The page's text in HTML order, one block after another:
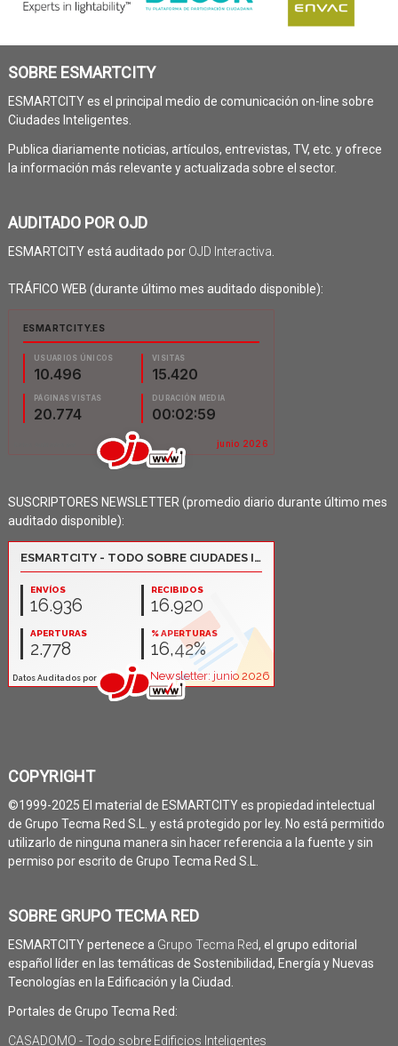
SOBRE ESMARTCITY
ESMARTCITY es el principal medio de comunicación on-line sobre
Ciudades Inteligentes.
Publica diariamente noticias, artículos, entrevistas, TV, etc. y ofrece
la información más relevante y actualizada sobre el sector.
AUDITADO POR OJD
ESMARTCITY está auditado por OJD Interactiva
TRÁFICO WEB (durante último mes auditado disponible):
SUSCRIPTORES NEWSLETTER (promedio diario durante último mes
auditado disponible):
COPYRIGHT
©1999-2025 El material de ESMARTCITY es propiedad intelectual
de Grupo Tecma Red S.L. y está protegido por ley. No está permitido
utilizarlo de ninguna manera sin hacer referencia a la fuente y sin
permiso por escrito de Grupo Tecma Red S.L.
SOBRE GRUPO TECMA RED
ESMARTCITY pertenece a Grupo Tecma Red, el grupo editorial
español líder en las temáticas de Sostenibilidad, Energía y Nuevas
Tecnologías en la Edificación y la Ciudad.
Portales de Grupo Tecma Red:
CASADOMO - Todo sobre Edificios Inteligentes